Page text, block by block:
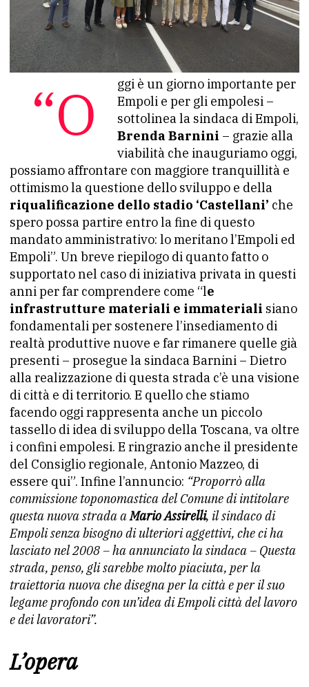
“Oggi è un giorno importante per
Empoli e per gli empolesi –
sottolinea la sindaca di Empoli,
Brenda Barnini – grazie alla
viabilità che inauguriamo oggi,
possiamo affrontare con maggiore tranquillità e
ottimismo la questione dello sviluppo e della
riqualificazione dello stadio ‘Castellani’ che
spero possa partire entro la fine di questo
mandato amministrativo: lo meritano l’Empoli ed
Empoli”. Un breve riepilogo di quanto fatto o
supportato nel caso di iniziativa privata in questi
anni per far comprendere come “le
infrastrutture materiali e immateriali siano
fondamentali per sostenere l’insediamento di
realtà produttive nuove e far rimanere quelle già
presenti – prosegue la sindaca Barnini – Dietro
alla realizzazione di questa strada c’è una visione
di città e di territorio. E quello che stiamo
facendo oggi rappresenta anche un piccolo
tassello di idea di sviluppo della Toscana, va oltre
i confini empolesi. E ringrazio anche il presidente
del Consiglio regionale, Antonio Mazzeo, di
essere qui”. Infine l’annuncio: “Proporrò alla
commissione toponomastica del Comune di intitolare
questa nuova strada aMario Assirelli, il sindaco di
Empoli senza bisogno di ulteriori aggettivi, che ci ha
lasciato nel 2008 – ha annunciato la sindaca – Questa
strada, penso, gli sarebbe molto piaciuta, per la
traiettoria nuova che disegna per la città e per il suo
legame profondo con un’idea di Empoli città del lavoro
e dei lavoratori”.
L’opera